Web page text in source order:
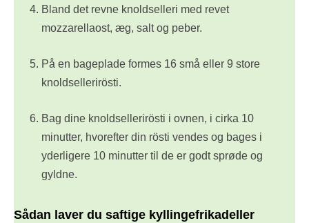
Bland det revne knoldselleri med revet
mozzarellaost, æg, salt og peber.
På en bageplade formes 16 små eller 9 store
knoldsellerirösti.
Bag dine knoldsellerirösti i ovnen, i cirka 10
minutter, hvorefter din rösti vendes og bages i
yderligere 10 minutter til de er godt sprøde og
gyldne.
Sådan laver du saftige kyllingefrikadeller